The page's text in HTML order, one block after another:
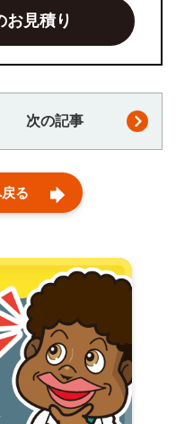
お見積り
次の記事
る